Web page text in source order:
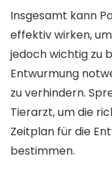
Insgesamt kann
effektiv wirken,
jedoch wichtig zu
Entwurmung
zu verhindern.
Tierarzt, um die
Zeitplan für die
bestimmen.